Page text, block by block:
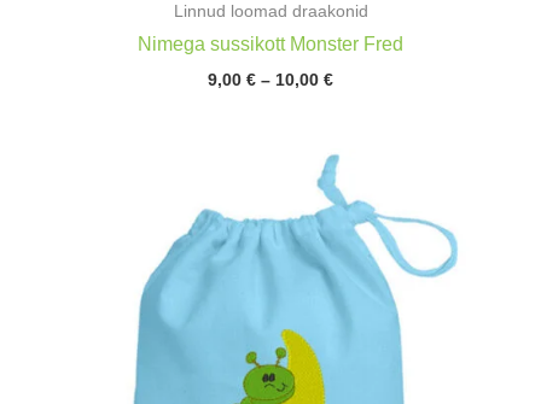
Linnud loomad draakonid
Nimega sussikott Monster Fred
9,00 € – 10,00 €Hinnavahemik: